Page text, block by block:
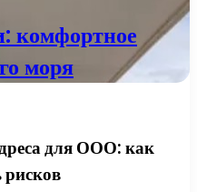
комфортное
моря
для ООО: как
рисков